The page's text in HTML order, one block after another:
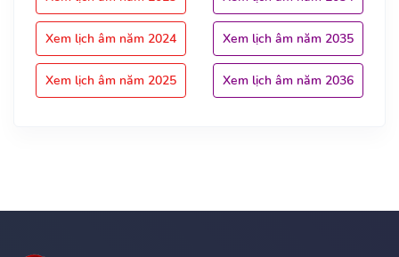
Xem lịch âm năm 2024
Xem lịch âm năm 2025
Xem lịch âm năm 2035
Xem lịch âm năm 2036